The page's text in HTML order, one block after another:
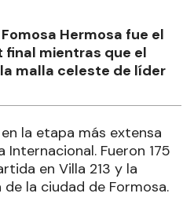
Hermosa fue el
final mientras que el
malla celeste de líder
la etapa más extensa
Internacional. Fueron 175
en Villa 213 y la
la ciudad de Formosa.